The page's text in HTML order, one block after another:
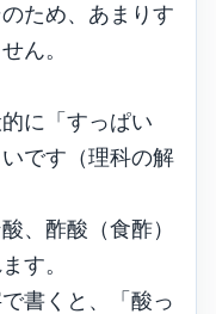
ため、あまりす
ん。
に「すっぱい
です（理科の解
、酢酸（食酢）
す。
書くと、「酸っ